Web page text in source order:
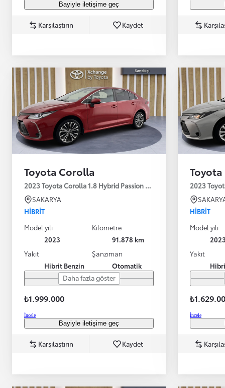
Başlangıç fiyatı
Yeni Hilux Yakında
Haberdar olun
Bayiyle iletişime geç
Karşılaştırın Kaydet
Toyota Corolla
2023 Toyota Corolla 1.8 Hybrid Passion X-Pack E-CVT 140HP
SAKARYA
HIBRIT
Model yılı
2023
Kilometre
91.878 km
Yakıt
Hibrit Benzin
Şanzıman
Otomatik
Daha fazla göster
₺1.999.000
İncele
Bayiyle iletişime geç
Karşılaştırın Kaydet
2023
HIBRIT
Model yılı
2023
Yakıt
İncele